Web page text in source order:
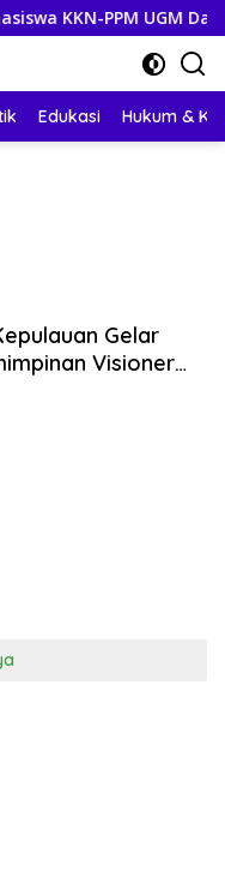
KKN-PPM UGM Data
Edukasi Hukum &
Gelar
Visioner